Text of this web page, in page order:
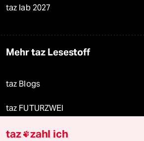
taz lab 2027
Mehr taz Lesestoff
taz Blogs
taz FUTURZWEI
Le Monde diplomatique
taz zahl ich